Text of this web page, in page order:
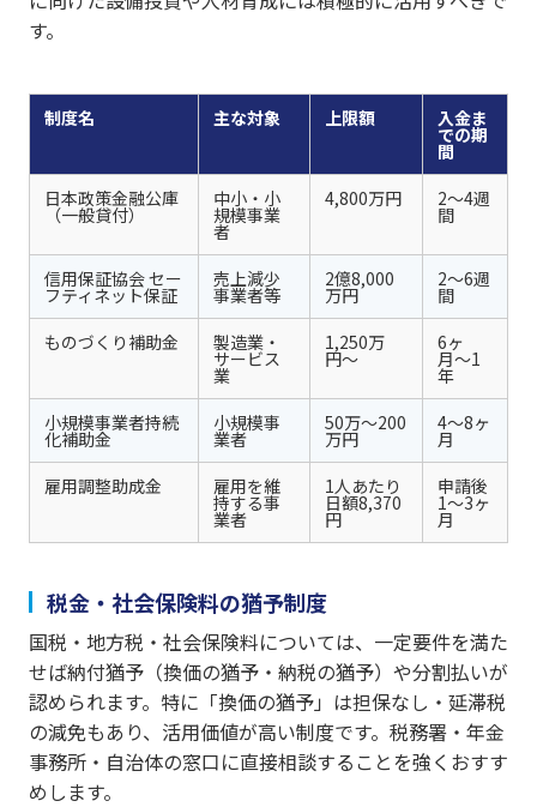
す。
制度名 主な対象 上限額 入金ま
での期
間
日本政策金融公庫
（一般貸付）
中小・小
規模事業
者
4,800万円 2〜4週
間
信用保証協会 セー
フティネット保証
売上減少
事業者等
2億8,000
万円
2〜6週
間
ものづくり補助金
製造業・
サービス
業
1,250万
円〜
6ヶ
月〜1
年
小規模事業者持続
化補助金
小規模事
業者
50万〜200
万円
4〜8ヶ
月
雇用調整助成金
雇用を維
持する事
業者
1人あたり
日額8,370
円
申請後
1〜3ヶ
月
税金・社会保険料の猶予制度
国税・地方税・社会保険料については、一定要件を満た
せば納付猶予（換価の猶予・納税の猶予）や分割払いが
認められます。特に「換価の猶予」は担保なし・延滞税
の減免もあり、活用価値が高い制度です。税務署・年金
事務所・自治体の窓口に直接相談することを強くおすす
めします。